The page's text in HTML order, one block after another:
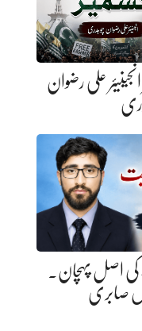
علی رضوان
کی اصل پہچان.
صابری